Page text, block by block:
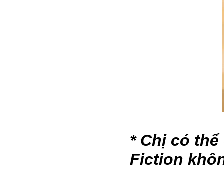
* Chị có
Fiction